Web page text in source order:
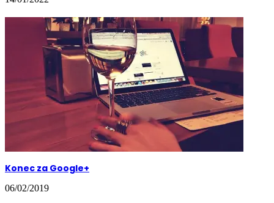
Konec za Google+
06/02/2019